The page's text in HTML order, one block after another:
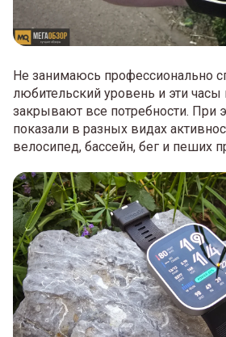
Не занимаюсь профессионально
любительский уровень и эти
закрывают все потребности. При
показали в разных видах
велосипед, бассейн, бег и пеших